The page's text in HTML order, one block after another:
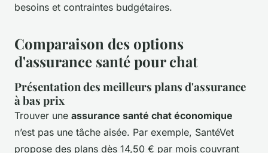
besoins et contraintes budgétaires.
Comparaison des options
d'assurance santé pour chat
Présentation des meilleurs plans d'assurance
à bas prix
Trouver une assurance santé chat économique
n’est pas une tâche aisée. Par exemple, SantéVet
propose des plans dès 14,50 € par mois couvrant